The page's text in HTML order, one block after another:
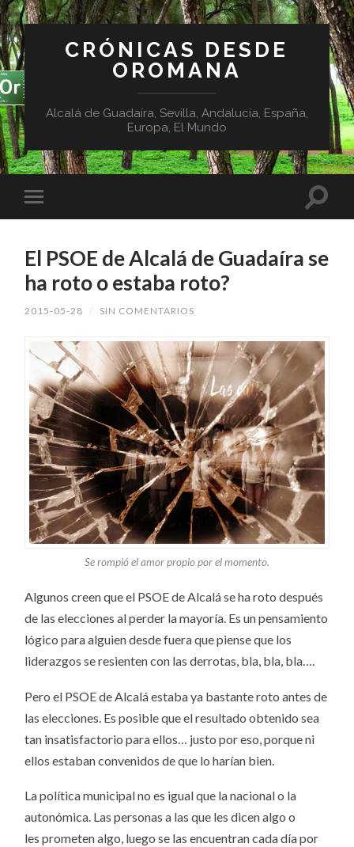
CRÓNICAS DESDE
OROMANA
Alcalá de Guadaíra, Sevilla, Andalucía, España,
Europa, El Mundo
El PSOE de Alcalá de Guadaíra se
ha roto o estaba roto?
2015-05-28 / SIN COMENTARIOS
Se rompió el amor propio por el momento.
Algunos creen que el PSOE de Alcalá se ha roto después
de las elecciones al perder la mayoría. Es un pensamiento
lógico para alguien desde fuera que piense que los
liderazgos se resienten con las derrotas, bla, bla, bla….
Pero el PSOE de Alcalá estaba ya bastante roto antes de
las elecciones. Es posible que el resultado obtenido sea
tan insatisfactorio para ellos… justo por eso, porque ni
ellos estaban convenidos de que lo harían bien.
La política municipal no es igual que la nacional o la
autonómica. Las personas a las que les dicen algo o
les prometen algo, luego se las encuentran cada día por